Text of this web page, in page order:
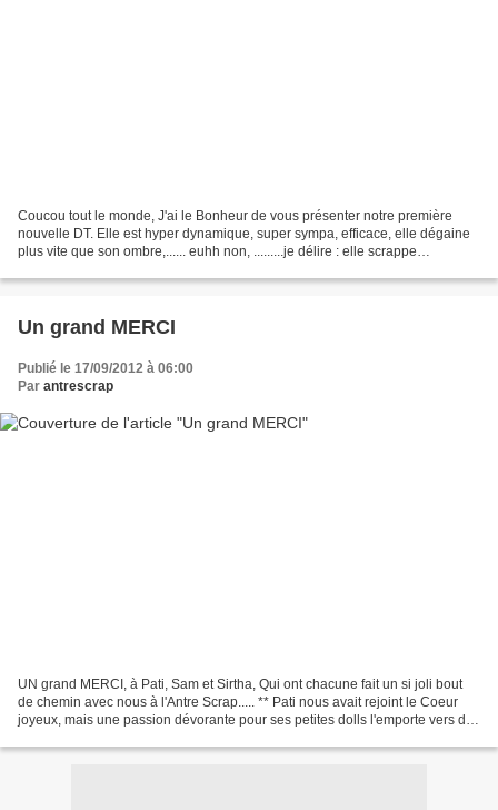
Coucou tout le monde, J'ai le Bonheur de vous présenter notre première
nouvelle DT. Elle est hyper dynamique, super sympa, efficace, elle dégaine
plus vite que son ombre,...... euhh non, .........je délire : elle scrappe
Un grand MERCI
Publié le 17/09/2012 à 06:00
Par antrescrap
UN grand MERCI, à Pati, Sam et Sirtha, Qui ont chacune fait un si joli bout
de chemin avec nous à l'Antre Scrap..... ** Pati nous avait rejoint le Coeur
joyeux, mais une passion dévorante pour ses petites dolls l'emporte vers de